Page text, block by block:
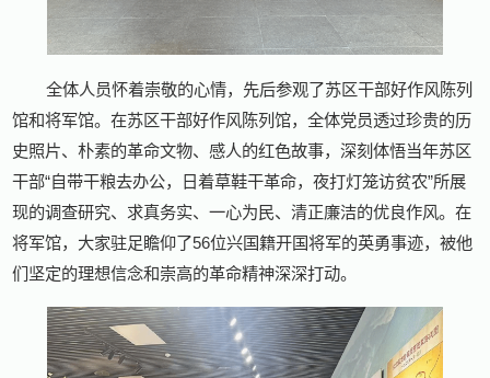
全体人员怀着崇敬的心情，先后参观了苏区干部好作风陈列
馆和将军馆。在苏区干部好作风陈列馆，全体党员透过珍贵的历
史照片、朴素的革命文物、感人的红色故事，深刻体悟当年苏区
干部“自带干粮去办公，日着草鞋干革命，夜打灯笼访贫农”所展
现的调查研究、求真务实、一心为民、清正廉洁的优良作风。在
将军馆，大家驻足瞻仰了56位兴国籍开国将军的英勇事迹，被他
们坚定的理想信念和崇高的革命精神深深打动。